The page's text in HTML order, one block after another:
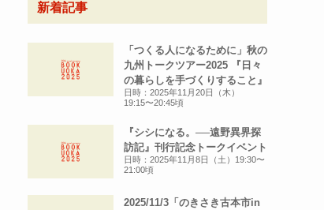
イ
ブ
新着記事
「つくる人になるために」秋の
九州トークツアー2025 『日々
の暮らしを手づくりすること』
日時：2025年11月20日（木）
19:15〜20:45頃
『シシになる。──遠野異界探
訪記』刊行記念トークイベント
日時：2025年11月8日（土）19:30〜
21:00頃
2025/11/3「のきさき古本市in